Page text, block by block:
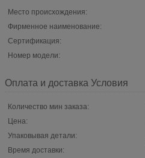
Место происхождения:
Фирменное наименование:
Сертификация:
Номер модели:
Оплата и доставка Условия
Количество мин заказа:
Цена:
Упаковывая детали:
Время доставки: